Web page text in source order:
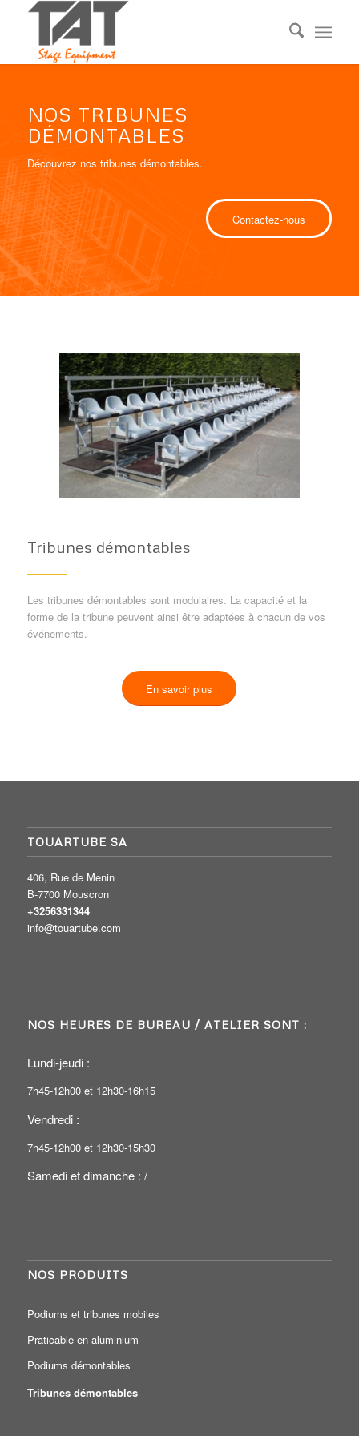
NOS TRIBUNES
DÉMONTABLES
Découvrez nos tribunes démontables.
Contactez-nous
Tribunes démontables
Les tribunes démontables sont modulaires. La capacité et la
forme de la tribune peuvent ainsi être adaptées à chacun de vos
événements.
En savoir plus
TOUARTUBE SA
406, Rue de Menin
B-7700 Mouscron
+3256331344
info@touartube.com
NOS HEURES DE BUREAU / ATELIER SONT :
Lundi-jeudi :
7h45-12h00 et 12h30-16h15
Vendredi :
7h45-12h00 et 12h30-15h30
Samedi et dimanche : /
NOS PRODUITS
Podiums et tribunes mobiles
Praticable en aluminium
Podiums démontables
Tribunes démontables